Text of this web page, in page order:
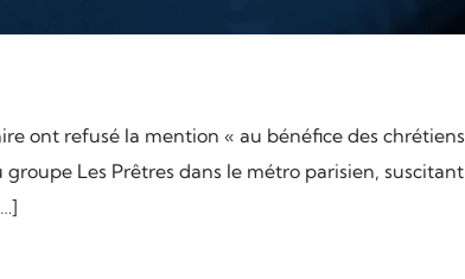
ont refusé la mention « au bénéfice des chrétiens
Les Prêtres dans le métro parisien, suscitant